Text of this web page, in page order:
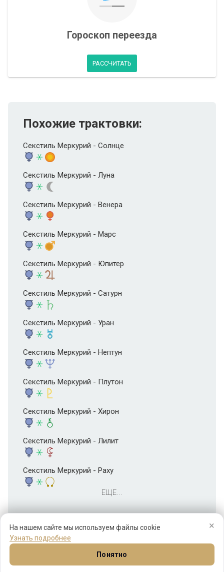
×
На нашем сайте мы используем файлы cookie
Узнать подробнее
Понятно
Гороскоп переезда
РАССЧИТАТЬ
Похожие трактовки:
Секстиль Меркурий - Солнце
Секстиль Меркурий - Луна
Секстиль Меркурий - Венера
Секстиль Меркурий - Марс
Секстиль Меркурий - Юпитер
Секстиль Меркурий - Сатурн
Секстиль Меркурий - Уран
Секстиль Меркурий - Нептун
Секстиль Меркурий - Плутон
Секстиль Меркурий - Хирон
Секстиль Меркурий - Лилит
Секстиль Меркурий - Раху
ЕЩЕ...